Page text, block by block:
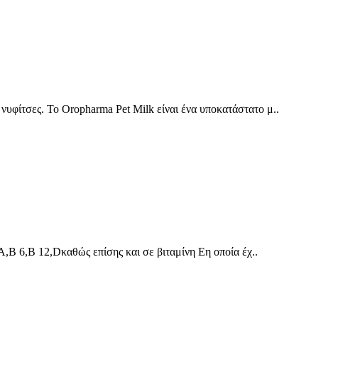
Το Oropharma Pet Milk είναι ένα υποκατάστατο μ..
6,Β 12,Dκαθώς επίσης και σε βιταμίνη Εη οποία έχ..